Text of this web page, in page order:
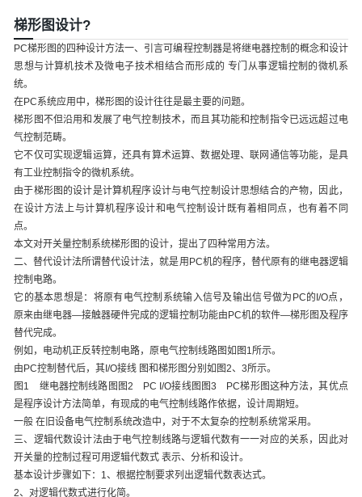
梯形图设计?
PC梯形图的四种设计方法一、引言可编程控制器是将继电器控制的概念和设计
思想与计算机技术及微电子技术相结合而形成的 专门从事逻辑控制的微机系
统。
在PC系统应用中，梯形图的设计往往是最主要的问题。
梯形图不但沿用和发展了电气控制技术，而且其功能和控制指令已远远超过电
气控制范畴。
它不仅可实现逻辑运算，还具有算术运算、数据处理、联网通信等功能，是具
有工业控制指令的微机系统。
由于梯形图的设计是计算机程序设计与电气控制设计思想结合的产物，因此，
在设计方法上与计算机程序设计和电气控制设计既有着相同点，也有着不同
点。
本文对开关量控制系统梯形图的设计，提出了四种常用方法。
二、替代设计法所谓替代设计法，就是用PC机的程序，替代原有的继电器逻辑
控制电路。
它的基本思想是：将原有电气控制系统输入信号及输出信号做为PC的I/O点，
原来由继电器—接触器硬件完成的逻辑控制功能由PC机的软件—梯形图及程序
替代完成。
例如，电动机正反转控制电路，原电气控制线路图如图1所示。
由PC控制替代后，其I/O接线 图和梯形图分别如图2、3所示。
图1 继电器控制线路图图2 PC I/O接线图图3 PC梯形图这种方法，其优点
是程序设计方法简单，有现成的电气控制线路作依据，设计周期短。
一般 在旧设备电气控制系统改造中，对于不太复杂的控制系统常采用。
三、逻辑代数设计法由于电气控制线路与逻辑代数有一一对应的关系，因此对
开关量的控制过程可用逻辑代数式 表示、分析和设计。
基本设计步骤如下：1、根据控制要求列出逻辑代数表达式。
2、对逻辑代数式进行化简。